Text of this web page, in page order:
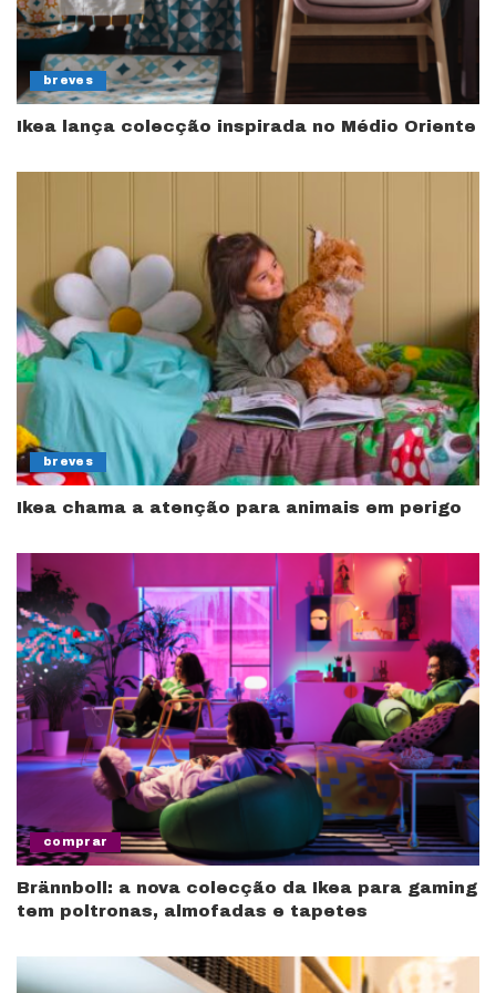
breves
Ikea lança colecção inspirada no Médio Oriente
breves
Ikea chama a atenção para animais em perigo
comprar
Brännboll: a nova colecção da Ikea para gaming
tem poltronas, almofadas e tapetes